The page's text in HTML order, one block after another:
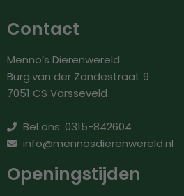
Contact
Menno’s Dierenwereld
Burg.van der Zandestraat 9
7051 CS Varsseveld
Bel ons: 0315-842604
info@mennosdierenwereld.nl
Openingstijden